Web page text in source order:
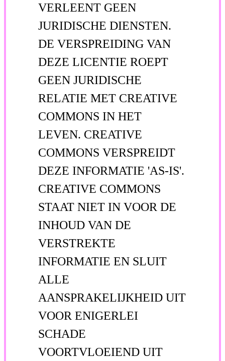
VERLEENT GEEN
JURIDISCHE DIENSTEN.
DE VERSPREIDING VAN
DEZE LICENTIE ROEPT
GEEN JURIDISCHE
RELATIE MET CREATIVE
COMMONS IN HET
LEVEN. CREATIVE
COMMONS VERSPREIDT
DEZE INFORMATIE 'AS-IS'.
CREATIVE COMMONS
STAAT NIET IN VOOR DE
INHOUD VAN DE
VERSTREKTE
INFORMATIE EN SLUIT
ALLE
AANSPRAKELIJKHEID UIT
VOOR ENIGERLEI
SCHADE
VOORTVLOEIEND UIT